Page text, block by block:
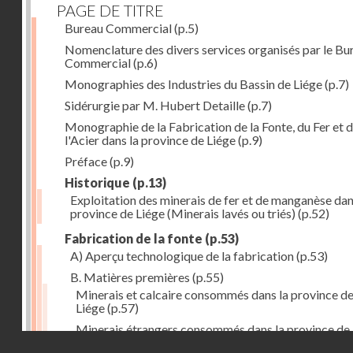
PAGE DE TITRE
Bureau Commercial(p.5)
Nomenclature des divers services organisés par le
Commercial(p.6)
Monographies des Industries du Bassin de Liége(p.7)
Sidérurgie par M. Hubert Detaille(p.7)
Monographie de la Fabrication de la Fonte, du Fer et
l'Acier dans la province de Liége(p.9)
Préface(p.9)
Historique (p.13)
Exploitation des minerais de fer et de manganèse
province de Liége (Minerais lavés ou triés) (p.52)
Fabrication de la fonte (p.53)
A) Aperçu technologique de la fabrication(p.53)
B. Matières premières (p.55)
Minerais et calcaire consommés dans la province de
Liége(p.57)
Minerais étrangers consommés dans la province de